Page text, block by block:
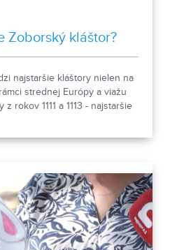
Zoborský kláštor?
najstaršie kláštory nielen na
strednej Európy a viažu
rokov 1111 a 1113 - najstaršie